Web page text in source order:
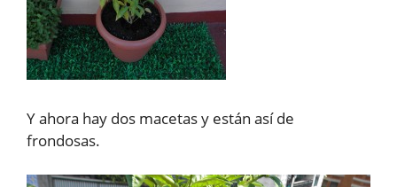
Y ahora hay dos macetas y están así de
frondosas.